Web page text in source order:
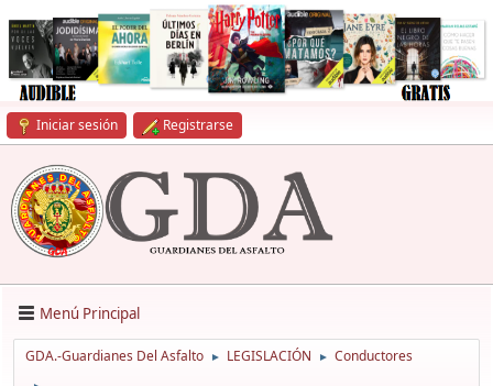
Iniciar sesión Registrarse
Menú Principal
GDA.-Guardianes Del Asfalto ► LEGISLACIÓN ► Conductores